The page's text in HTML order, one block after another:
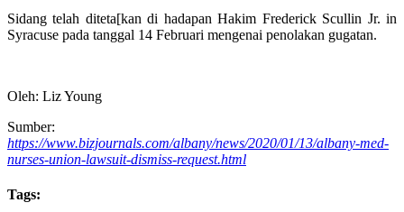
Sidang telah diteta[kan di hadapan Hakim Frederick Scullin Jr. in
Syracuse pada tanggal 14 Februari mengenai penolakan gugatan.
Oleh: Liz Young
Sumber:
https://www.bizjournals.com/albany/news/2020/01/13/albany-med-
nurses-union-lawsuit-dismiss-request.html
Tags: